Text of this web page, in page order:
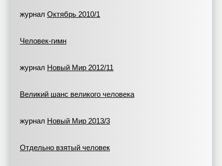
журнал Октябрь 2010/1
Человек-гимн
журнал Новый Мир 2012/11
Великий шанс великого человека
журнал Новый Мир 2013/3
Отдельно взятый человек